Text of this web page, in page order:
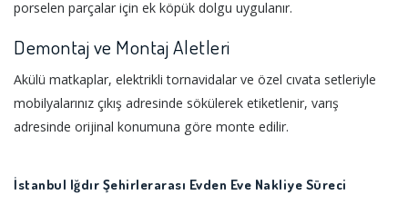
porselen parçalar için ek köpük dolgu uygulanır.
Demontaj ve Montaj Aletleri
Akülü matkaplar, elektrikli tornavidalar ve özel cıvata setleriyle
mobilyalarınız çıkış adresinde sökülerek etiketlenir, varış
adresinde orijinal konumuna göre monte edilir.
İstanbul Iğdır Şehirlerarası Evden Eve Nakliye Süreci